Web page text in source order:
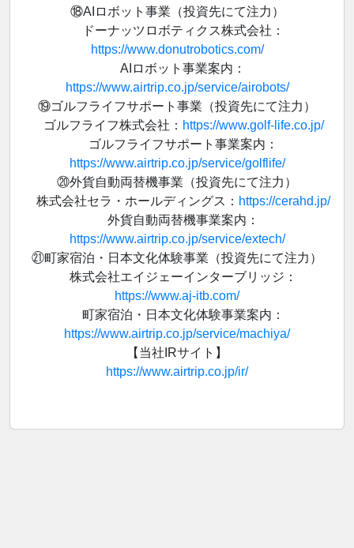
⑱AIロボット事業（投資先にて注力）
ドーナッツロボティクス株式会社：
https://www.donutrobotics.com/
AIロボット事業案内：
https://www.airtrip.co.jp/service/airobots/
⑲ゴルフライフサポート事業（投資先にて注力）
ゴルフライフ株式会社： https://www.golf-life.co.jp/
ゴルフライフサポート事業案内：
https://www.airtrip.co.jp/service/golflife/
⑳外貨自動両替機事業（投資先にて注力）
株式会社セラ・ホールディングス： https://cerahd.jp/
外貨自動両替機事業案内：
https://www.airtrip.co.jp/service/extech/
㉑町家宿泊・日本文化体験事業（投資先にて注力）
株式会社エイジェーインターブリッジ：
https://www.aj-itb.com/
町家宿泊・日本文化体験事業案内：
https://www.airtrip.co.jp/service/machiya/
【当社IRサイト】
https://www.airtrip.co.jp/ir/